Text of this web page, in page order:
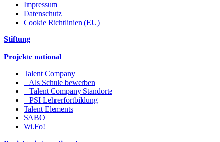
Impressum
Datenschutz
Cookie Richtlinien (EU)
Stiftung
Projekte national
Talent Company
Als Schule bewerben
Talent Company Standorte
PSI Lehrerfortbildung
Talent Elements
SABO
Wi.Fo!